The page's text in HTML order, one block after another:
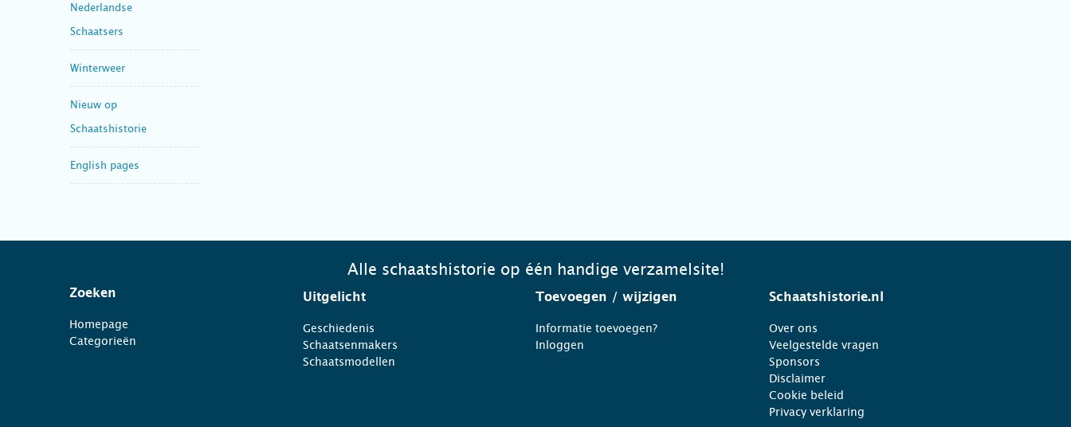
Nederlandse
Schaatsers
Winterweer
Nieuw op
Schaatshistorie
English pages
Alle schaatshistorie op één handige verzamelsite!
Zoeken
Homepage
Categorieën
Uitgelicht
Geschiedenis
Schaatsenmakers
Schaatsmodellen
Toevoegen / wijzigen
Informatie toevoegen?
Inloggen
Schaatshistorie.nl
Over ons
Veelgestelde vragen
Sponsors
Disclaimer
Cookie beleid
Privacy verklaring